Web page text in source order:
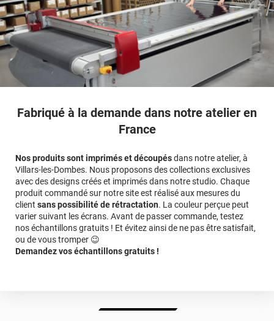
Fabriqué à la demande dans notre atelier en
France
Nos produits sont imprimés et découpésdans notre atelier, à
Villars-les-Dombes. Nous proposons des collections exclusives
avec des designs créés et imprimés dans notre studio. Chaque
produit commandé sur notre site est réalisé aux mesures du
client sans possibilité de rétractation. La couleur perçue peut
varier suivant les écrans. Avant de passer commande, testez
nos échantillons gratuits ! Et évitez ainsi de ne pas être satisfait,
ou de vous tromper 😉
Demandez vos échantillons gratuits !